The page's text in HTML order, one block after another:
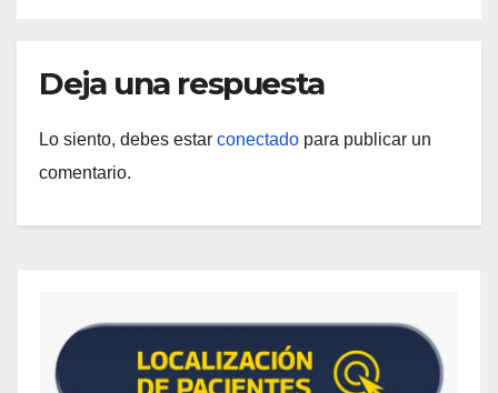
Deja una respuesta
Lo siento, debes estar conectado para publicar un
comentario.